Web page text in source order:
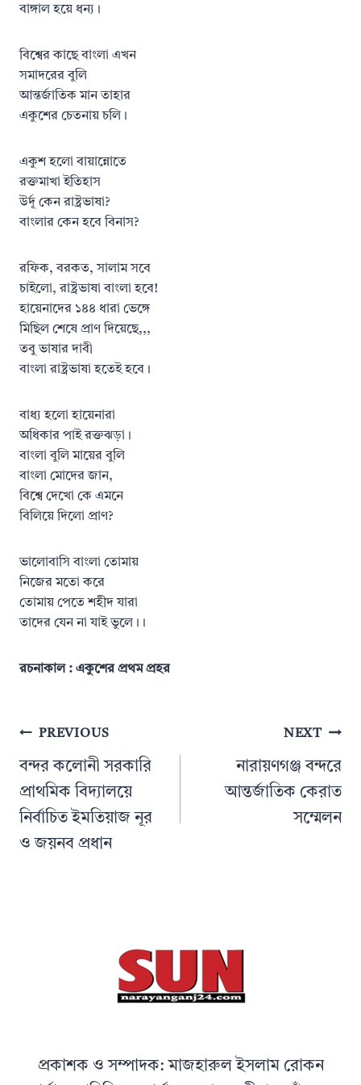
বাঙ্গাল হয়ে ধন্য।
বিশ্বের কাছে বাংলা এখন
সমাদরের বুলি
আন্তর্জাতিক মান তাহার
একুশের চেতনায় চলি।
একুশ হলো বায়ান্নোতে
রক্তমাখা ইতিহাস
উর্দূ কেন রাষ্ট্রভাষা?
বাংলার কেন হবে বিনাস?
রফিক, বরকত, সালাম সবে
চাইলো, রাষ্ট্রভাষা বাংলা হবে!
হায়েনাদের ১৪৪ ধারা ভেঙ্গে
মিছিল শেষে প্রাণ দিয়েছে,,,
তবু ভাষার দাবী
বাংলা রাষ্ট্রভাষা হতেই হবে।
বাধ্য হলো হায়েনারা
অধিকার পাই রক্তঝড়া।
বাংলা বুলি মায়ের বুলি
বাংলা মোদের জান,
বিশ্বে দেখো কে এমনে
বিলিয়ে দিলো প্রাণ?
ভালোবাসি বাংলা তোমায়
নিজের মতো করে
তোমায় পেতে শহীদ যারা
তাদের যেন না যাই ভুলে।।
রচনাকাল : একুশের প্রথম প্রহর
PostPREVIOUS
বন্দর কলোনী সরকারি
প্রাথমিক বিদ্যালয়ে
নির্বাচিত ইমতিয়াজ নূর
ও জয়নব প্রধান
NEXT
নারায়ণগঞ্জ বন্দরে
আন্তর্জাতিক কেরাত
সম্মেলন
প্রকাশক ও সম্পাদক: মাজহারুল ইসলাম রোকন